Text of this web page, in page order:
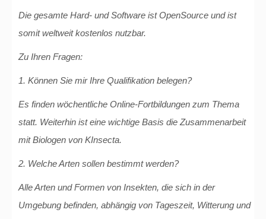
Die gesamte Hard- und Software ist OpenSource und ist
somit weltweit kostenlos nutzbar.
Zu Ihren Fragen:
1. Können Sie mir Ihre Qualifikation belegen?
Es finden wöchentliche Online-Fortbildungen zum Thema
statt. Weiterhin ist eine wichtige Basis die Zusammenarbeit
mit Biologen von KInsecta.
2. Welche Arten sollen bestimmt werden?
Alle Arten und Formen von Insekten, die sich in der
Umgebung befinden, abhängig von Tageszeit, Witterung und